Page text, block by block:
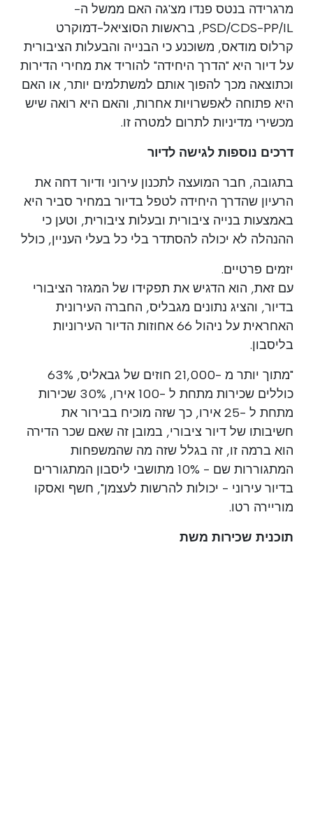
מרגרידה בנטס פנדו מצ'גה האם ממשל ה-
PSD/CDS-PP/IL, בראשות הסוציאל-דמוקרט
קרלוס מודאס, משוכנע כי הבנייה והבעלות הציבורית
על דיור היא "הדרך היחידה" להוריד את מחירי הדירות
וכתוצאה מכך להפוך אותם למשתלמים יותר, או האם
היא פתוחה לאפשרויות אחרות, והאם היא רואה שיש
מכשירי מדיניות לתרום למטרה זו.
דרכים נוספות לגישה לדיור
בתגובה, חבר המועצה לתכנון עירוני ודיור דחה את
הרעיון שהדרך היחידה לטפל בדיור במחיר סביר היא
באמצעות בנייה ציבורית ובעלות ציבורית, וטען כי
ההנהלה לא יכולה להסתדר בלי כל בעלי העניין, כולל
יזמים פרטיים.
עם זאת, הוא הדגיש את תפקידו של המגזר הציבורי
בדיור, והציג נתונים מגבליס, החברה העירונית
האחראית על ניהול 66 אחוזות הדיור העירוניות
בליסבון.
"מתוך יותר מ -21,000 חוזים של גבאליס, 63%
כוללים שכירות מתחת ל -100 אירו, 30% שכירות
מתחת ל -25 אירו, כך שזה מוכיח בבירור את
חשיבותו של דיור ציבורי, במובן זה שאם שכר הדירה
הוא ברמה זו, זה בגלל שזה מה שהמשפחות
המתגוררות שם - 10% מתושבי ליסבון המתגוררים
בדיור עירוני - יכולות להרשות לעצמן", חשף ואסקו
מוריירה רטו.
תוכנית שכירות משת